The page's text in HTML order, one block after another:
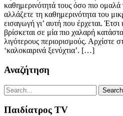
καθημερινότητά τους όσο πιο ομαλά
αλλάζετε τη καθημερινότητα του
εισαγωγή γι’ αυτή που έρχεται. Έτσι
βρίσκεται σε μία πιο χαλαρή
λιγότερους περιορισμούς. Αρχίστε
‘καλοκαιρινά ξενύχτια’. […]
Αναζήτηση
Παιδίατρος TV